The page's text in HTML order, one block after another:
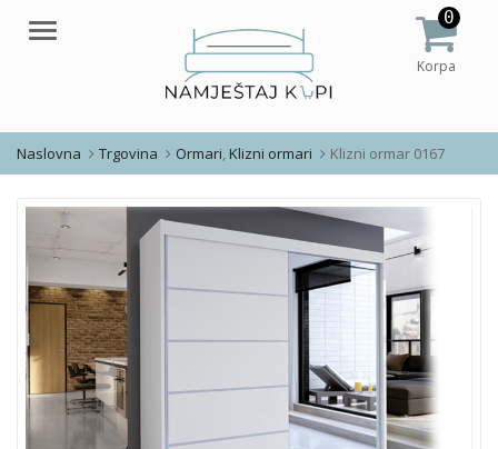
Meni
0
Korpa
Naslovna Trgovina Ormari,Klizni ormari Klizni ormar 0167